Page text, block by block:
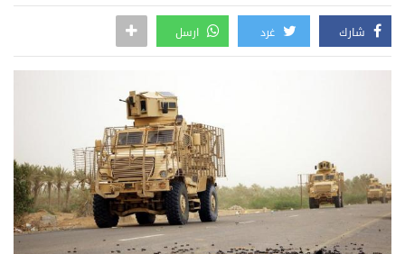
شارك غرد ارسل